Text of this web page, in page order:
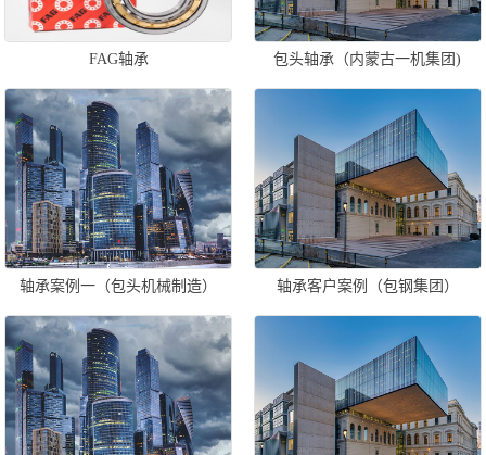
FAG轴承 包头轴承（内蒙古一机集团)
轴承案例一（包头机械制造） 轴承客户案例（包钢集团）